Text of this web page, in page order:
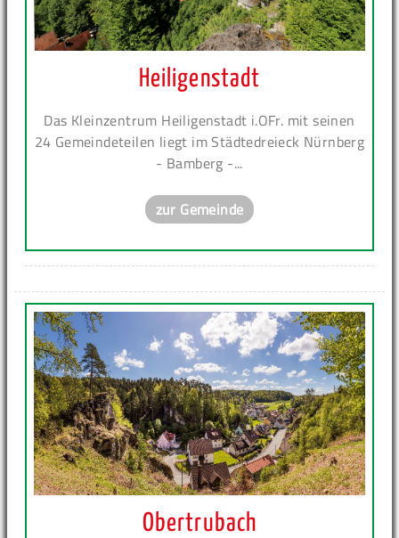
Heiligenstadt
Das Kleinzentrum Heiligenstadt i.OFr. mit seinen
24 Gemeindeteilen liegt im Städtedreieck Nürnberg
- Bamberg -...
zur Gemeinde
Obertrubach